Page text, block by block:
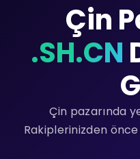
Çin
.SH.CN
Çin pazarında
Rakiplerinizden